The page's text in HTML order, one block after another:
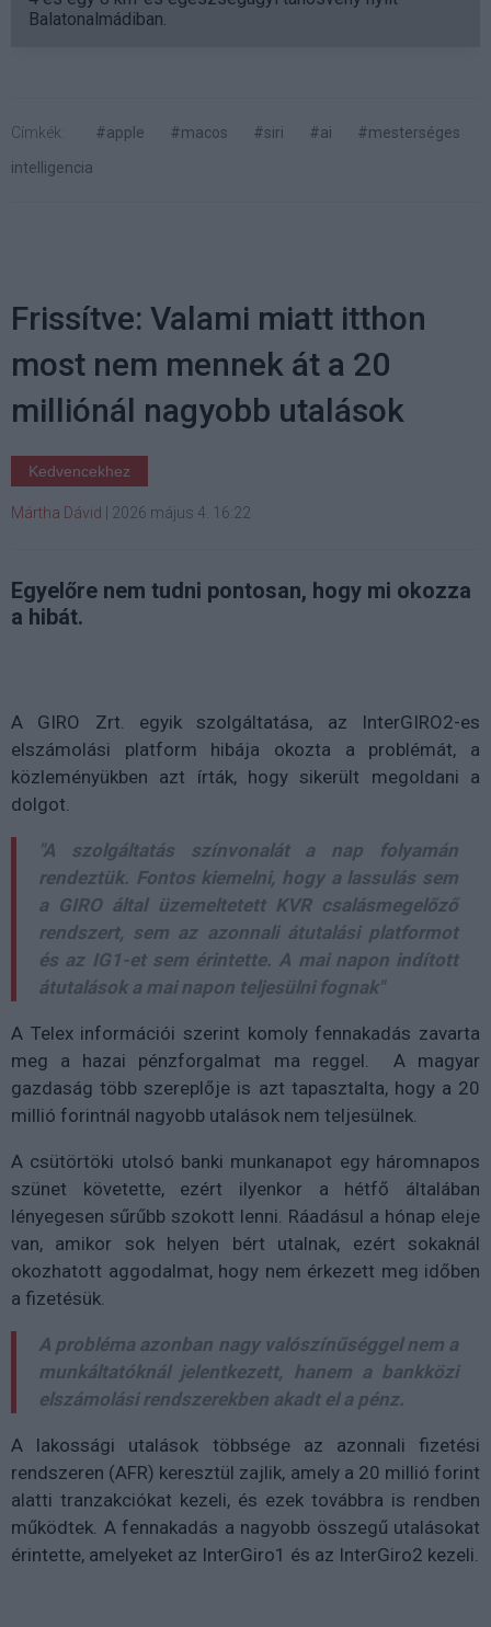
Balatonalmádiban.
Címkék: #apple #macos #siri #ai
#mesterséges
intelligencia
Frissítve: Valami miatt itthon
most nem mennek át a 20
milliónál nagyobb utalások
Kedvencekhez
Mártha Dávid 2026 május 4. 16:22
Egyelőre nem tudni pontosan, hogy mi okozza
a hibát.
A GIRO Zrt. egyik szolgáltatása, az InterGIRO2-es
elszámolási platform hibája okozta a problémát, a
közleményükben azt írták, hogy sikerült megoldani a
dolgot.
"A szolgáltatás színvonalát a nap folyamán
rendeztük. Fontos kiemelni, hogy a lassulás sem
a GIRO által üzemeltetett KVR csalásmegelőző
rendszert, sem az azonnali átutalási platformot
és az IG1-et sem érintette. A mai napon indított
átutalások a mai napon teljesülni fognak"
A Telex információi szerint komoly fennakadás zavarta
meg a hazai pénzforgalmat ma reggel. A magyar
gazdaság több szereplője is azt tapasztalta, hogy a 20
millió forintnál nagyobb utalások nem teljesülnek.
A csütörtöki utolsó banki munkanapot egy háromnapos
szünet követette, ezért ilyenkor a hétfő általában
lényegesen sűrűbb szokott lenni. Ráadásul a hónap eleje
van, amikor sok helyen bért utalnak, ezért sokaknál
okozhatott aggodalmat, hogy nem érkezett meg időben
a fizetésük.
A probléma azonban nagy valószínűséggel nem a
munkáltatóknál jelentkezett, hanem a bankközi
elszámolási rendszerekben akadt el a pénz.
A lakossági utalások többsége az azonnali fizetési
rendszeren (AFR) keresztül zajlik, amely a 20 millió forint
alatti tranzakciókat kezeli, és ezek továbbra is rendben
működtek. A fennakadás a nagyobb összegű utalásokat
érintette, amelyeket az InterGiro1 és az InterGiro2 kezeli.